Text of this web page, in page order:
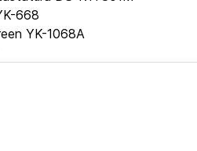
668
YK-1068A